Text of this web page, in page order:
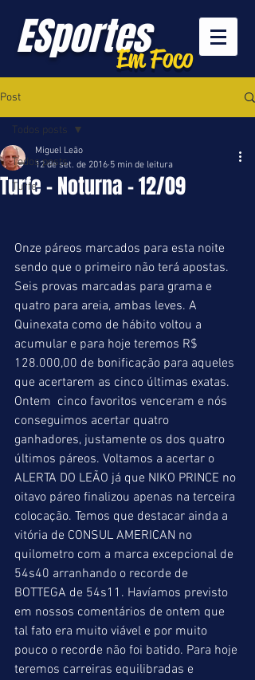
ESportesEm Foco
Post
Todos posts
Turfe
Todos posts
Turfe - Noturna - 12/09
Miguel Leão
12 de set. de 2016 5 min de leitura
Onze páreos marcados para esta noite
sendo que o primeiro não terá apostas.
Seis provas marcadas para grama e
quatro para areia, ambas leves. A
Quinexata como de hábito voltou a
acumular e para hoje teremos R$
128.000,00 de bonificação para aqueles
que acertarem as cinco últimas exatas.
Ontem  cinco favoritos venceram e nós
conseguimos acertar quatro
ganhadores, justamente os dos quatro
últimos páreos. Voltamos a acertar o
ALERTA DO LEÃO já que NIKO PRINCE no
oitavo páreo finalizou apenas na terceira
colocação. Temos que destacar ainda a
vitória de CONSUL AMERICAN no
quilometro com a marca excepcional de
54s40 arranhando o recorde de
BOTTEGA de 54s11. Havíamos previsto
em nossos comentários de ontem que
tal fato era muito viável e por muito
pouco o recorde não foi batido. Para hoje
teremos carreiras equilibradas e